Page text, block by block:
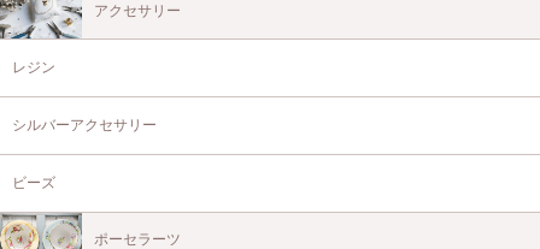
アクセサリー
レジン
シルバーアクセサリー
ビーズ
ポーセラーツ